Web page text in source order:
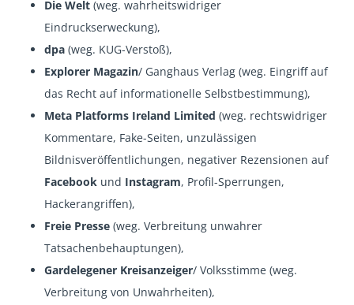
Die Welt (weg. wahrheitswidriger
Eindruckserweckung),
dpa (weg. KUG-Verstoß),
Explorer Magazin/ Ganghaus Verlag (weg. Eingriff auf
das Recht auf informationelle Selbstbestimmung),
Meta Platforms Ireland Limited (weg. rechtswidriger
Kommentare, Fake-Seiten, unzulässigen
Bildnisveröffentlichungen, negativer Rezensionen auf
Facebook und Instagram, Profil-Sperrungen,
Hackerangriffen),
Freie Presse (weg. Verbreitung unwahrer
Tatsachenbehauptungen),
Gardelegener Kreisanzeiger/ Volksstimme (weg.
Verbreitung von Unwahrheiten),